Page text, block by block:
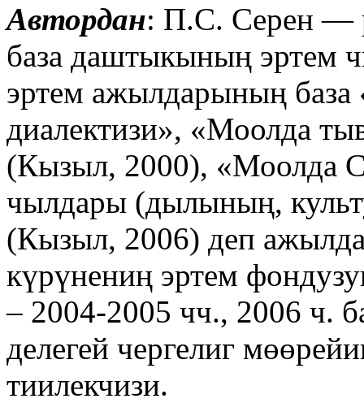
Автордан: П.С. Серен —
база даштыкының эртем
эртем ажылдарының
диалектизи», «Моолда
(Кызыл, 2000), «Моолда
чылдары (дылының,
(Кызыл, 2006) деп
күрүнениң эртем
– 2004-2005 чч., 2006 ч.
делегей чергелиг
тиилекчизи.